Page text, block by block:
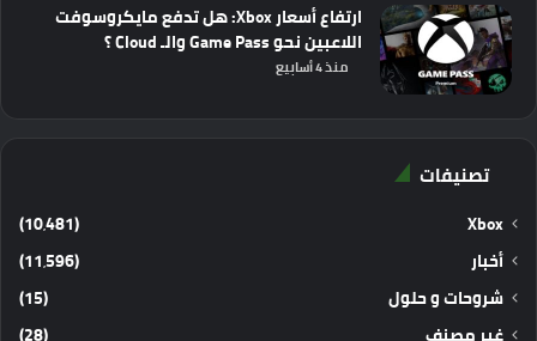
ارتفاع أسعار Xbox: هل تدفع مايكروسوفت
اللاعبين نحو Game Pass والـ Cloud ؟
منذ 4 أسابيع
تصنيفات
Xbox
(10٬481)
أخبار
(11٬596)
شروحات و حلول
(15)